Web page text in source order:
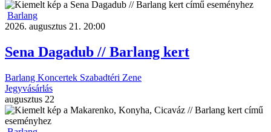
Barlang
2026. augusztus 21. 20:00
Sena Dagadub // Barlang kert
Barlang Koncertek Szabadtéri Zene
Jegyvásárlás
augusztus 22